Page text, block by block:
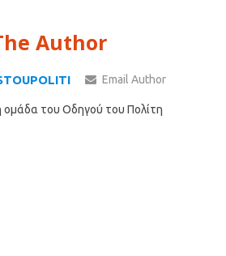
Author
Email Author
ομάδα του Οδηγού του Πολίτη